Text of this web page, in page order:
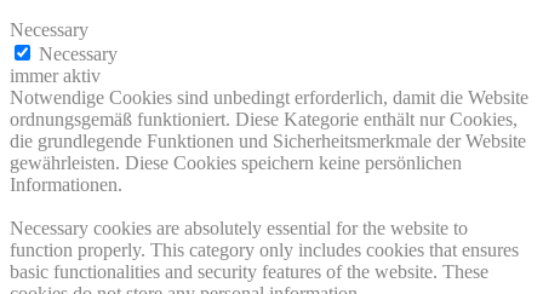
Necessary
Necessary
immer aktiv
Notwendige Cookies sind unbedingt erforderlich, damit die Website
ordnungsgemäß funktioniert. Diese Kategorie enthält nur Cookies,
die grundlegende Funktionen und Sicherheitsmerkmale der Website
gewährleisten. Diese Cookies speichern keine persönlichen
Informationen.
Necessary cookies are absolutely essential for the website to
function properly. This category only includes cookies that ensures
basic functionalities and security features of the website. These